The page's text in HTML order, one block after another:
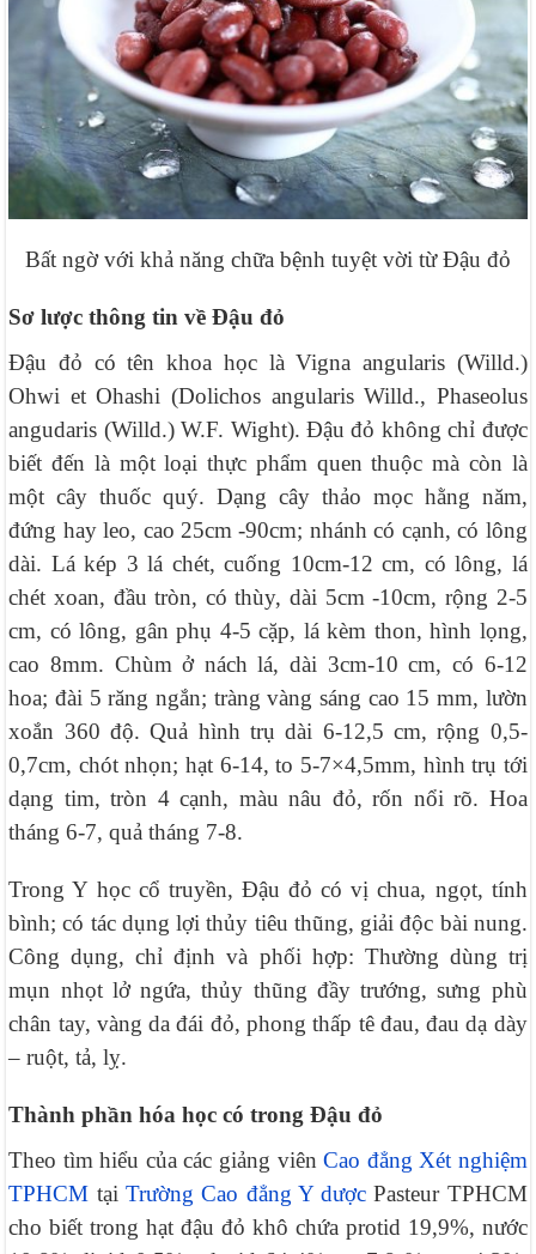
Bất ngờ với khả năng chữa bệnh tuyệt vời từ Đậu đỏ
Sơ lược thông tin về Đậu đỏ
Đậu đỏ có tên khoa học là Vigna angularis (Willd.)
Ohwi et Ohashi (Dolichos angularis Willd., Phaseolus
angudaris (Willd.) W.F. Wight). Đậu đỏ không chỉ được
biết đến là một loại thực phẩm quen thuộc mà còn là
một cây thuốc quý. Dạng cây thảo mọc hằng năm,
đứng hay leo, cao 25cm -90cm; nhánh có cạnh, có lông
dài. Lá kép 3 lá chét, cuống 10cm-12 cm, có lông, lá
chét xoan, đầu tròn, có thùy, dài 5cm -10cm, rộng 2-5
cm, có lông, gân phụ 4-5 cặp, lá kèm thon, hình lọng,
cao 8mm. Chùm ở nách lá, dài 3cm-10 cm, có 6-12
hoa; đài 5 răng ngắn; tràng vàng sáng cao 15 mm, lườn
xoắn 360 độ. Quả hình trụ dài 6-12,5 cm, rộng 0,5-
0,7cm, chót nhọn; hạt 6-14, to 5-7×4,5mm, hình trụ tới
dạng tim, tròn 4 cạnh, màu nâu đỏ, rốn nổi rõ. Hoa
tháng 6-7, quả tháng 7-8.
Trong Y học cổ truyền, Đậu đỏ có vị chua, ngọt, tính
bình; có tác dụng lợi thủy tiêu thũng, giải độc bài nung.
Công dụng, chỉ định và phối hợp: Thường dùng trị
mụn nhọt lở ngứa, thủy thũng đầy trướng, sưng phù
chân tay, vàng da đái đỏ, phong thấp tê đau, đau dạ dày
– ruột, tả, lỵ.
Thành phần hóa học có trong Đậu đỏ
Theo tìm hiểu của các giảng viênCao đẳng Xét nghiệm
TPHCM tại Trường Cao đẳng Y dược Pasteur TPHCM
cho biết trong hạt đậu đỏ khô chứa protid 19,9%, nước